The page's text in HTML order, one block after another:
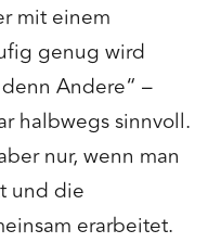
mit einem
genug wird
Andere“ –
halbwegs sinnvoll.
nur, wenn man
und die
erarbeitet.